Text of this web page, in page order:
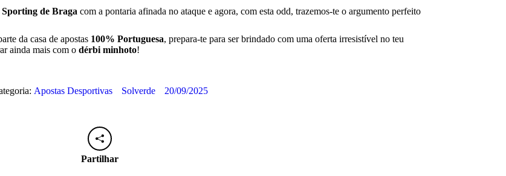
Sporting de Braga com a pontaria afinada no ataque e agora, com esta odd, trazemos-te o argumento perfeito
da casa de apostas 100% Portuguesa, prepara-te para ser brindado com uma oferta irresistível no teu
ainda mais com odérbi minhoto!
Apostas Desportivas Solverde 20/09/2025
Partilhar